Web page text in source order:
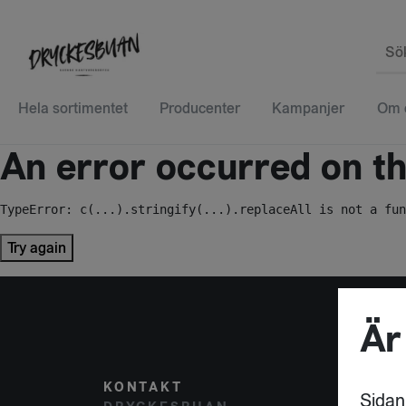
Hela sortimentet Producenter Kampanjer Om
An error occurred on
TypeError: c(...).stringify(...).replaceAll is not a
Try again
KONTAKT